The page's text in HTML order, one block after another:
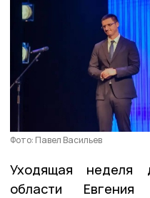
Фото: Павел Васильев
Уходящая неделя
области Евгения